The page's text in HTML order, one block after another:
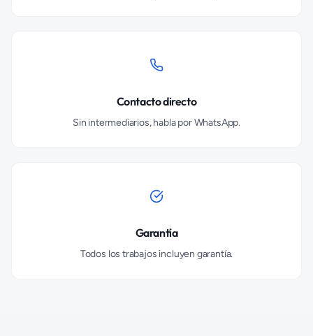
Contacto directo
Sin intermediarios, habla por WhatsApp.
Garantía
Todos los trabajos incluyen garantía.